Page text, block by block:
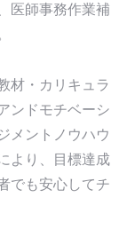
医師事務作業補
材・カリキュラ
ンドモチベーシ
メントノウハウ
より、目標達成
でも安心してチ